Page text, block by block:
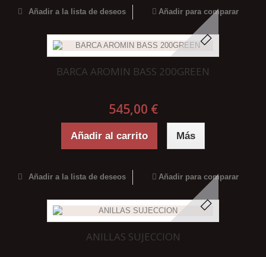
Añadir a la lista de deseos Añadir para comparar
BARCA AROMIN BASS 200GREEN
545,00 €
Añadir al carrito Más
Añadir a la lista de deseos Añadir para comparar
ANILLAS SUJECCION